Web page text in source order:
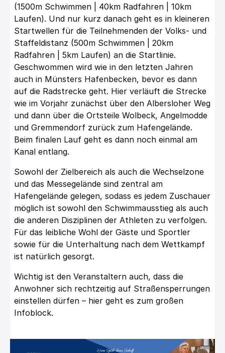
(1500m Schwimmen | 40km Radfahren | 10km
Laufen). Und nur kurz danach geht es in kleineren
Startwellen für die Teilnehmenden der Volks- und
Staffeldistanz (500m Schwimmen | 20km
Radfahren | 5km Laufen) an die Startlinie.
Geschwommen wird wie in den letzten Jahren
auch in Münsters Hafenbecken, bevor es dann
auf die Radstrecke geht. Hier verläuft die Strecke
wie im Vorjahr zunächst über den Albersloher Weg
und dann über die Ortsteile Wolbeck, Angelmodde
und Gremmendorf zurück zum Hafengelände.
Beim finalen Lauf geht es dann noch einmal am
Kanal entlang.
Sowohl der Zielbereich als auch die Wechselzone
und das Messegelände sind zentral am
Hafengelände gelegen, sodass es jedem Zuschauer
möglich ist sowohl den Schwimmausstieg als auch
die anderen Disziplinen der Athleten zu verfolgen.
Für das leibliche Wohl der Gäste und Sportler
sowie für die Unterhaltung nach dem Wettkampf
ist natürlich gesorgt.
Wichtig ist den Veranstaltern auch, dass die
Anwohner sich rechtzeitig auf Straßensperrungen
einstellen dürfen – hier geht es zum großen
Infoblock.